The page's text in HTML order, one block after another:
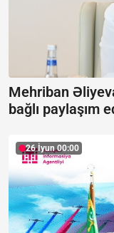
Mehriban
bağlı paylaşım
26 İyun 00:00